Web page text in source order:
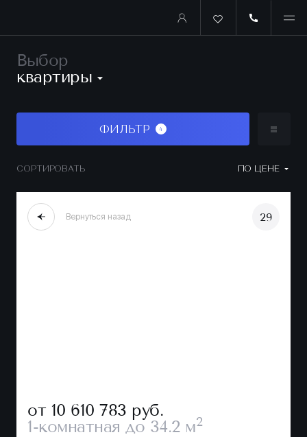
Выбор
квартиры
СОРТИРОВАТЬ ПО ЦЕНЕ
ФИЛЬТР 4
Вернуться назад 29
от 10 610 783 руб.
1-комнатнаядо 34.2 м2